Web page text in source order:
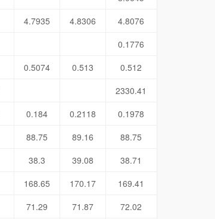
4.7935 4.8306
4.8076
0.1776
0.5074 0.513
0.512
2330.41
0.184 0.2118
0.1978
88.75 89.16
88.75
38.3 39.08
38.71
168.65 170.17
169.41
71.29 71.87
72.02